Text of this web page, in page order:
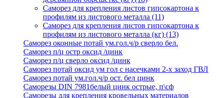
Саморез для крепления листов гипсокартона к
профилям из листового металла (11)
Саморез для крепления листов гипсокартона к
профилям из листового металла (кг) (13)
Саморез оконные потай ум.гол.ч/р сверло бел.
Саморез п/ц остр оксид /цинк
Саморез п/ц сверло оксид /цинк
Саморез потай оксид ум гол с насечками 2-х заход ГВЛ
Саморез потай ум.гол.ч/р ост. бел цинк
Саморезы DIN 7981белый цинк острые, п\сф
Саморезы для крепления кровельных материалов